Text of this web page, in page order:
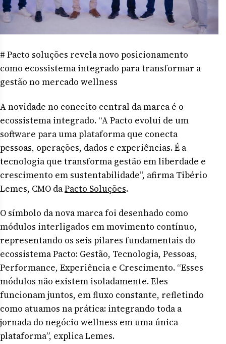
# Pacto soluções revela novo posicionamento
como ecossistema integrado para transformar a
gestão no mercado wellness
A novidade no conceito central da marca é o
ecossistema integrado. “A Pacto evolui de um
software para uma plataforma que conecta
pessoas, operações, dados e experiências. É a
tecnologia que transforma gestão em liberdade e
crescimento em sustentabilidade”, afirma Tibério
Lemes, CMO daPacto Soluções.
O símbolo da nova marca foi desenhado como
módulos interligados em movimento contínuo,
representando os seis pilares fundamentais do
ecossistema Pacto: Gestão, Tecnologia, Pessoas,
Performance, Experiência e Crescimento. “Esses
módulos não existem isoladamente. Eles
funcionam juntos, em fluxo constante, refletindo
como atuamos na prática: integrando toda a
jornada do negócio wellness em uma única
plataforma”, explica Lemes.